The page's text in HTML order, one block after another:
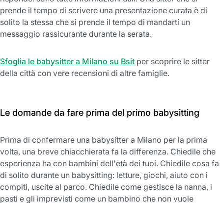
prende il tempo di scrivere una presentazione curata è di
solito la stessa che si prende il tempo di mandarti un
messaggio rassicurante durante la serata.
Sfoglia le babysitter a Milano su Bsit per scoprire le sitter
della città con vere recensioni di altre famiglie.
Le domande da fare prima del primo babysitting
Prima di confermare una babysitter a Milano per la prima
volta, una breve chiacchierata fa la differenza. Chiedile che
esperienza ha con bambini dell'età dei tuoi. Chiedile cosa fa
di solito durante un babysitting: letture, giochi, aiuto con i
compiti, uscite al parco. Chiedile come gestisce la nanna, i
pasti e gli imprevisti come un bambino che non vuole